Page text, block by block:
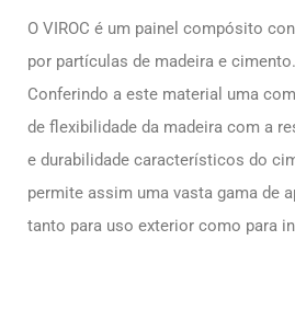
O VIROC é um painel compósito
por partículas de madeira e cimento.
Conferindo a este material uma
de flexibilidade da madeira com a
e durabilidade característicos do
permite assim uma vasta gama de
tanto para uso exterior como para